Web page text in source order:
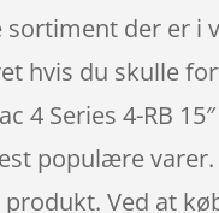
sortiment der er i
hvis du skulle
Series 4-RB
populære
Ved at